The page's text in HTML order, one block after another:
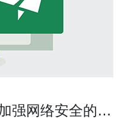
强网络安全的最